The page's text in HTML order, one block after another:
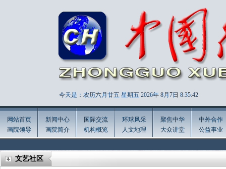
今天是：农历六月廿五 星期五 2026年 8月7日 8:35:43
网站首页
画院领导
新闻中心
画院简介
国际交流
机构概览
环球风采
人文地理
聚焦中华
大众讲堂
中外合作
公益事业
文艺社区